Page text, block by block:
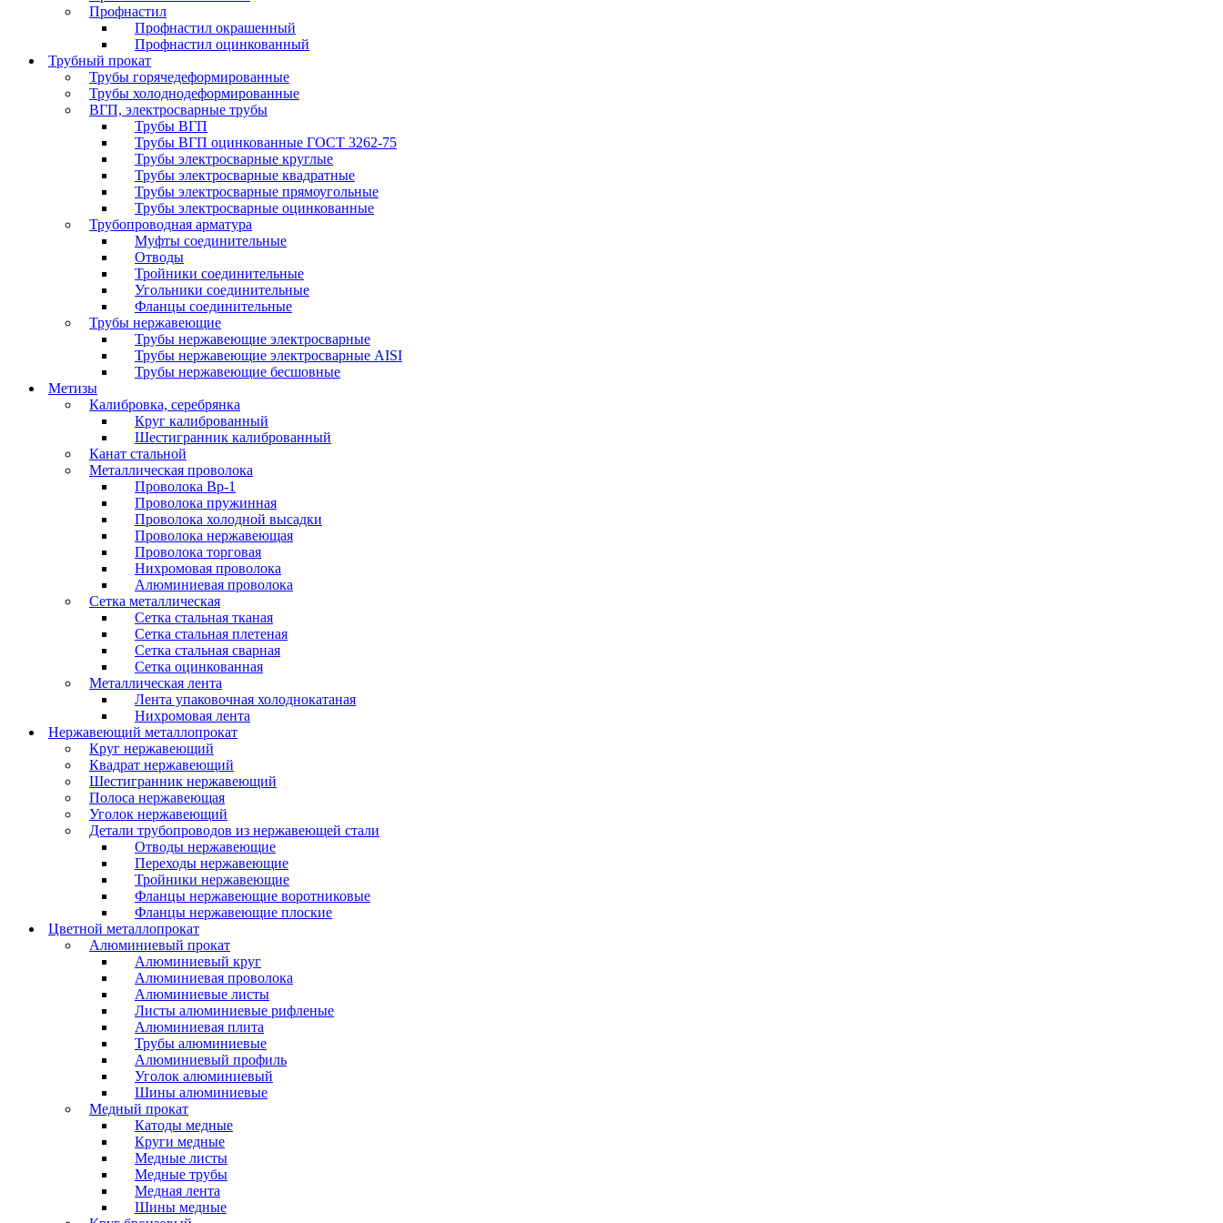
Профнастил
Профнастил окрашенный
Профнастил оцинкованный
Трубный прокат
Трубы горячедеформированные
Трубы холоднодеформированные
ВГП, электросварные трубы
Трубы ВГП
Трубы ВГП оцинкованные ГОСТ 3262-75
Трубы электросварные круглые
Трубы электросварные квадратные
Трубы электросварные прямоугольные
Трубы электросварные оцинкованные
Трубопроводная арматура
Муфты соединительные
Отводы
Тройники соединительные
Угольники соединительные
Фланцы соединительные
Трубы нержавеющие
Трубы нержавеющие электросварные
Трубы нержавеющие электросварные AISI
Трубы нержавеющие бесшовные
Метизы
Калибровка, серебрянка
Круг калиброванный
Шестигранник калиброванный
Канат стальной
Металлическая проволока
Проволока Вр-1
Проволока пружинная
Проволока холодной высадки
Проволока нержавеющая
Проволока торговая
Нихромовая проволока
Алюминиевая проволока
Сетка металлическая
Сетка стальная тканая
Сетка стальная плетеная
Сетка стальная сварная
Сетка оцинкованная
Металлическая лента
Лента упаковочная холоднокатаная
Нихромовая лента
Нержавеющий металлопрокат
Круг нержавеющий
Квадрат нержавеющий
Шестигранник нержавеющий
Полоса нержавеющая
Уголок нержавеющий
Детали трубопроводов из нержавеющей стали
Отводы нержавеющие
Переходы нержавеющие
Тройники нержавеющие
Фланцы нержавеющие воротниковые
Фланцы нержавеющие плоские
Цветной металлопрокат
Алюминиевый прокат
Алюминиевый круг
Алюминиевая проволока
Алюминиевые листы
Листы алюминиевые рифленые
Алюминиевая плита
Трубы алюминиевые
Алюминиевый профиль
Уголок алюминиевый
Шины алюминиевые
Медный прокат
Катоды медные
Круги медные
Медные листы
Медные трубы
Медная лента
Шины медные